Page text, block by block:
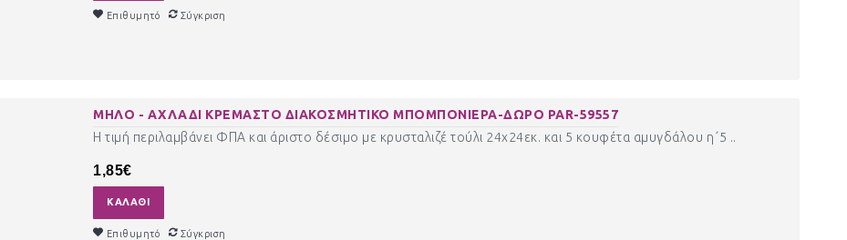
Επιθυμητό Σύγκριση
ΜΗΛΟ - ΑΧΛΑΔΙ ΚΡΕΜΑΣΤΟ ΔΙΑΚΟΣΜΗΤΙΚΟ ΜΠΟΜΠΟΝΙΕΡΑ-ΔΩΡΟ PAR-59557
Η τιμή περιλαμβάνει ΦΠΑ και άριστο δέσιμο με κρυσταλιζέ τούλι 24χ24εκ. και 5 κουφέτα αμυγδάλου η΄5 ..
1,85€
ΚΑΛΆΘΙ
Επιθυμητό Σύγκριση